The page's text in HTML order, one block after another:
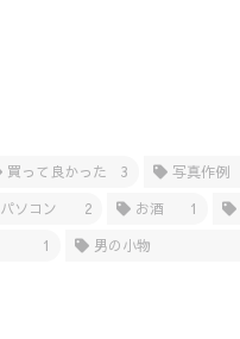
買って良かった 3 写真作例
パソコン 2 お酒 1
1 男の小物